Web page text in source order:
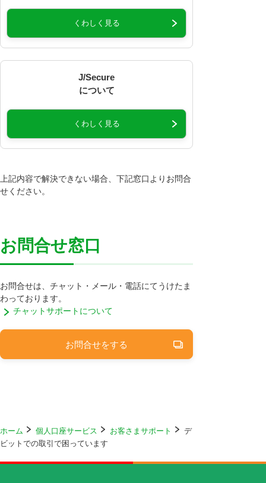
くわしく見る
J/Secure
について
くわしく見る
上記内容で解決できない場合、下記窓口よりお問合
せください。
お問合せ窓口
お問合せは、チャット・メール・電話にてうけたま
わっております。
チャットサポートについて
お問合せをする
ホーム 個人口座サービス お客さまサポート
デ
ビットでの取引で困っています